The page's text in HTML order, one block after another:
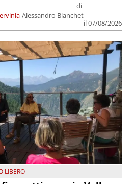
di
Alessandro Bianchet
il 07/08/2026
LIBERO